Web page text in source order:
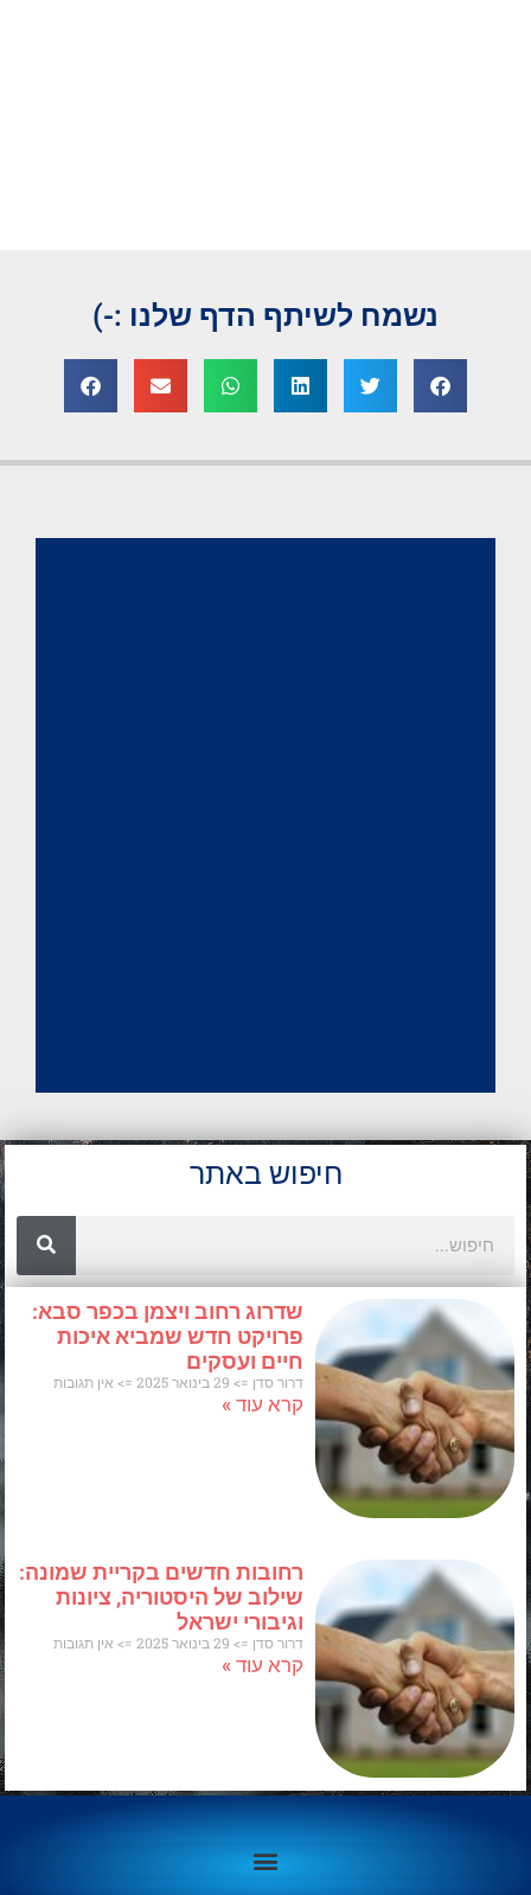
נשמח לשיתף הדף שלנו :-)
חיפוש באתר
שדרוג רחוב ויצמן בכפר סבא:
פרויקט חדש שמביא איכות
חיים ועסקים
דרור סדן אין תגובות
קרא עוד »
רחובות חדשים בקריית שמונה:
שילוב של היסטוריה, ציונות
וגיבורי ישראל
דרור סדן אין תגובות
קרא עוד »